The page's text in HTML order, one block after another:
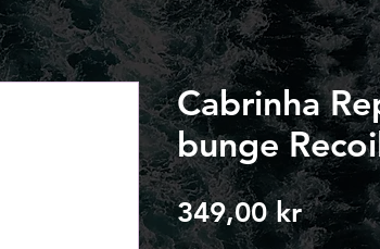
Cabrinha
bunge
349,00 krPris